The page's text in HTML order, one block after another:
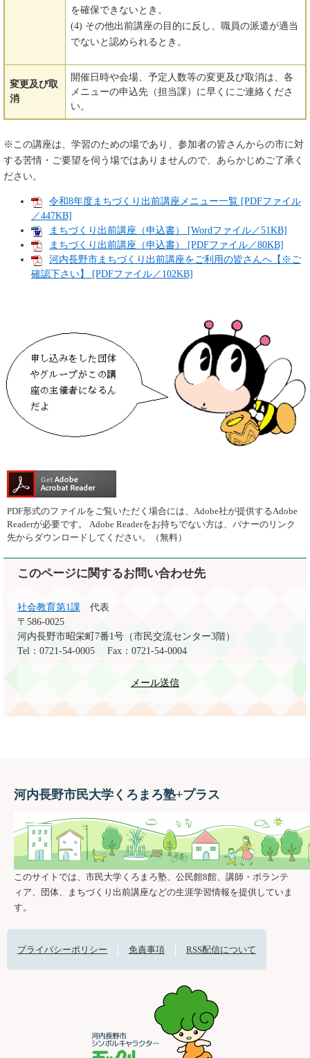
を確保できないとき。
(4) その他出前講座の目的に反し、職員の派遣が適当
でないと認められるとき。
変更及び取
消
開催日時や会場、予定人数等の変更及び取消は、各
メニューの申込先（担当課）に早くにご連絡くださ
い。
※この講座は、学習のための場であり、参加者の皆さんからの市に対
する苦情・ご要望を伺う場ではありませんので、あらかじめご了承く
ださい。
令和8年度まちづくり出前講座メニュー一覧 [PDFファイル
／447KB]
まちづくり出前講座（申込書） [Wordファイル／51KB]
まちづくり出前講座（申込書） [PDFファイル／80KB]
河内長野市まちづくり出前講座をご利用の皆さんへ【※ご
確認下さい】 [PDFファイル／102KB]
PDF形式のファイルをご覧いただく場合には、Adobe社が提供するAdobe
Readerが必要です。
Adobe Readerをお持ちでない方は、バナーのリンク
先からダウンロードしてください。（無料）
このページに関するお問い合わせ先
社会教育第1課
代表
〒586-0025
河内長野市昭栄町7番1号（市民交流センター3階）
Tel：0721-54-0005
Fax：0721-54-0004
メール送信
河内長野市民大学くろまろ塾+プラス
このサイトでは、市民大学くろまろ塾、公民館8館、講師・ボランテ
ィア、団体、まちづくり出前講座などの生涯学習情報を提供していま
す。
プライバシーポリシー 免責事項 RSS配信について